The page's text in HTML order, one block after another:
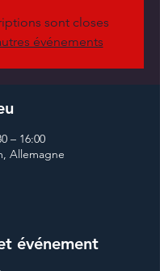
sont closes
événements
– 16:00
Allemagne
événement